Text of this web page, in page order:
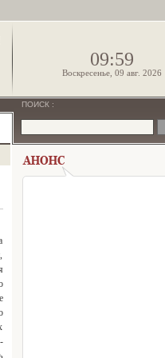
09:59
Воскресенье, 09 авг. 2026
Военные перевороты не в
ПОИСК :